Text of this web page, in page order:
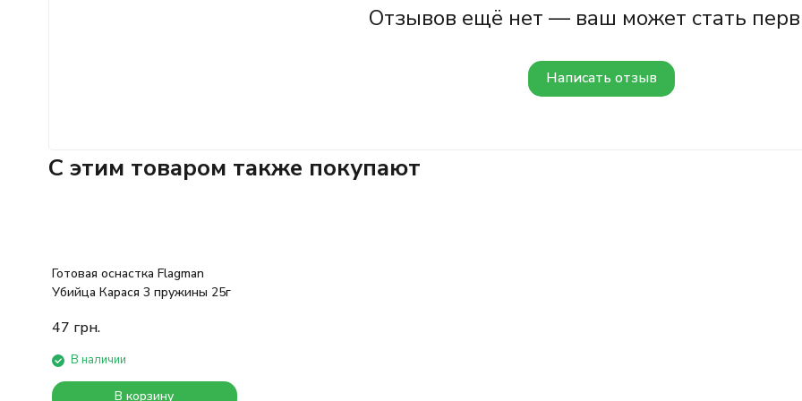
Отзывов ещё нет — ваш может стать
Написать отзыв
C этим товаром также покупают
Готовая оснастка Flagman
Убийца Карася 3 пружины 25г
47 грн.
В наличии
В корзину